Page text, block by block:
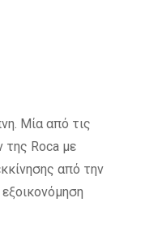
Μία από τις
της Roca με
από την